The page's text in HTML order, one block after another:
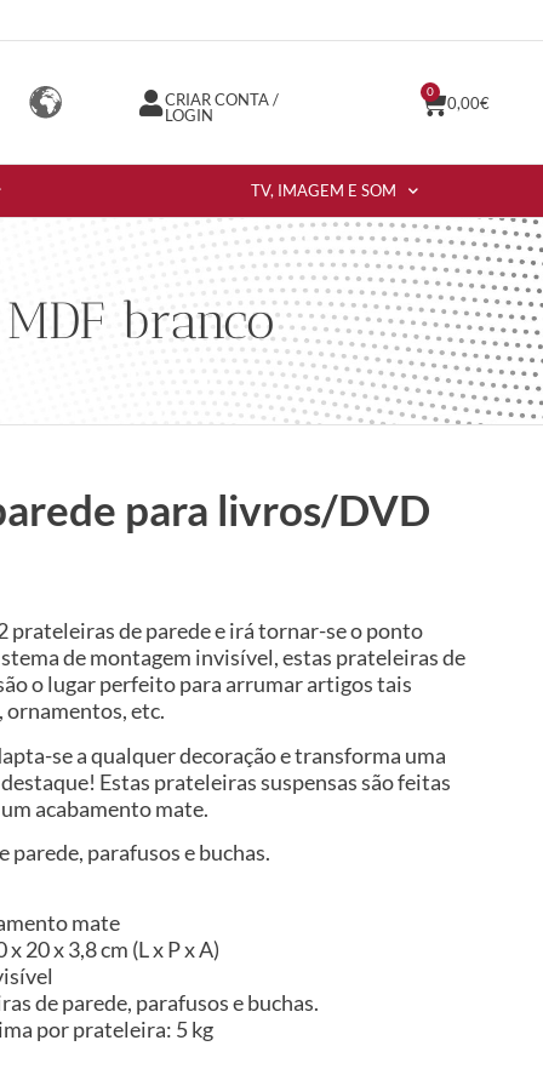
CRIAR CONTA /
LOGIN
0,00€
0
TV, IMAGEM E SOM
branco
para livros/DVD
prateleiras de parede e irá tornar-se o ponto
de montagem invisível, estas prateleiras de
o lugar perfeito para arrumar artigos tais
ornamentos, etc.
se a qualquer decoração e transforma uma
Estas prateleiras suspensas são feitas
acabamento mate.
parafusos e buchas.
mate
20 x 3,8 cm (L x P x A)
de parede, parafusos e buchas.
por prateleira: 5 kg